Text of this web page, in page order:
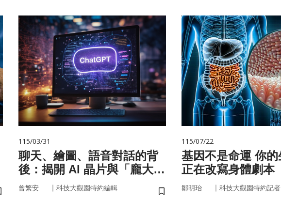
存書籤
115/03/31
聊天、繪圖、語音對話的背
後：揭開 AI 晶片與「龐大算
力」的真面目
曾繁安 ｜ 科技大觀園特約編輯
儲存書籤
115/07/22
基因不是命運 你的生活習慣
正在改寫身體劇本
鄒明珆 ｜ 科技大觀園特約記者